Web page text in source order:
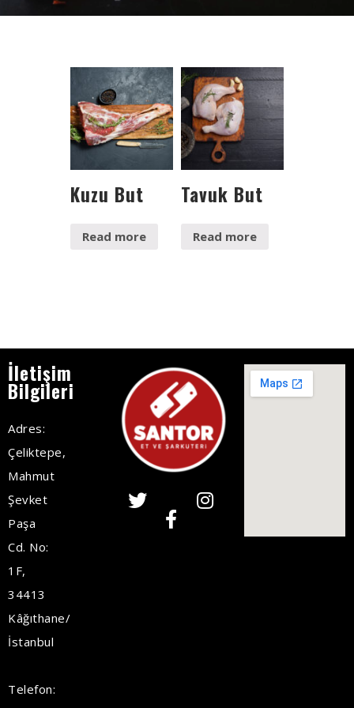
Kuzu But
Read more
Tavuk But
Read more
İletişim
Bilgileri
Adres:
Çeliktepe,
Mahmut
Şevket
Paşa
Cd. No:
1F,
34413
Kâğıthane/
İstanbul
Telefon: